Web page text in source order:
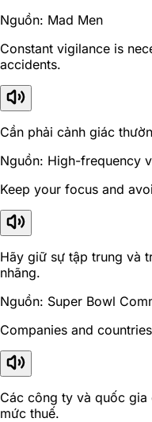
Nguồn: Mad Men
Constant vigilance is
accidents.
Cần phải cảnh giác
Nguồn: High-frequency
Keep your focus and
Hãy giữ sự tập trung và
nhãng.
Nguồn: Super Bowl
Companies and
Các công ty và quốc
mức thuế.